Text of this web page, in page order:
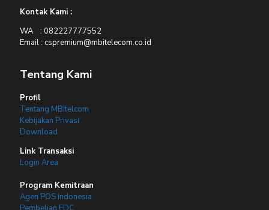
Kontak Kami :
WA : 082227777552
Email : cspremium@mbitelecom.co.id
Tentang Kami
Profil
Tentang MBItelcom
Kebijakan Privasi
Download
Link Transaksi
Login Area
Program Kemitraan
Agen POS Indonesia